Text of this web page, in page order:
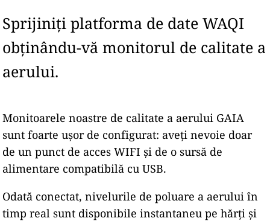
Sprijiniți platforma de date WAQI
obținându-vă monitorul de calitate a
aerului.
Monitoarele noastre de calitate a aerului GAIA
sunt foarte ușor de configurat: aveți nevoie doar
de un punct de acces WIFI și de o sursă de
alimentare compatibilă cu USB.
Odată conectat, nivelurile de poluare a aerului în
timp real sunt disponibile instantaneu pe hărți și